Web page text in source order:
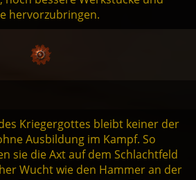
hervorzubringen.
Kriegergottes bleibt keiner der
Ausbildung im Kampf. So
sie die Axt auf dem Schlachtfeld
Wucht wie den Hammer an der